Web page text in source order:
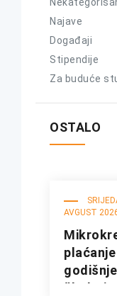
Najave
Događaji
Stipendije
Za buduće
OSTALO
AVGUST
plaćanje
godišnje